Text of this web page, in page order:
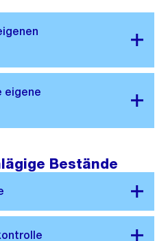
Bestände